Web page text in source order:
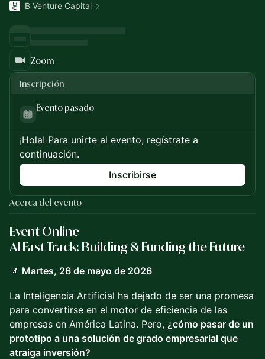
B Venture Capital
Zoom
Inscripción
Evento pasado
¡Hola! Para unirte al evento, regístrate a
continuación.
Inscribirse
Acerca del evento
Event Online
AI Fast-Track: Building & Funding the Future
📌 Martes, 26 de mayo de 2026
La Inteligencia Artificial ha dejado de ser una promesa
para convertirse en el motor de eficiencia de las
empresas en América Latina. Pero, ¿cómo pasar de un
prototipo a una solución de grado empresarial que
atraiga inversión?